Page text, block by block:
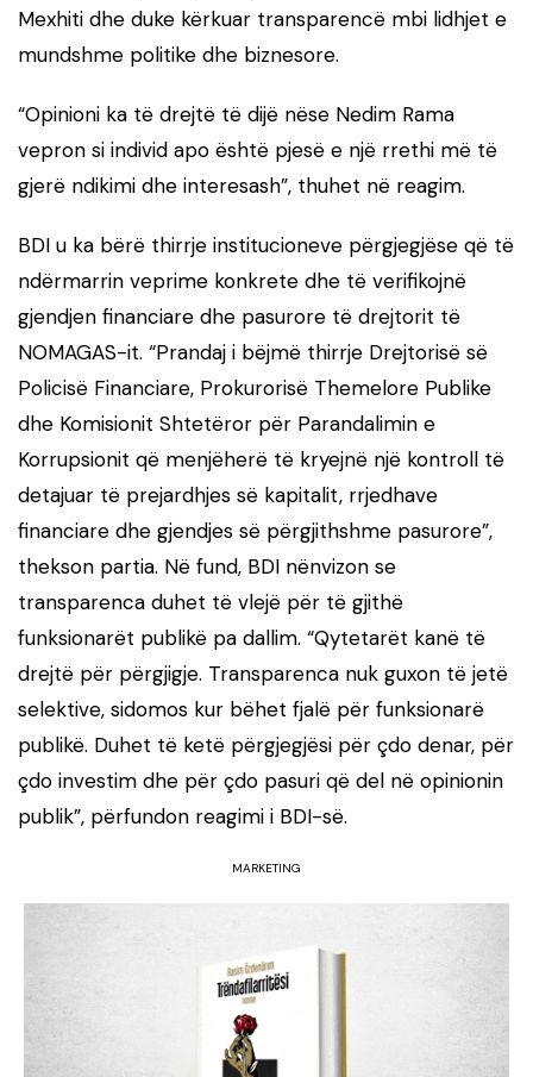
Mexhiti dhe duke kërkuar transparencë mbi lidhjet e
mundshme politike dhe biznesore.
“Opinioni ka të drejtë të dijë nëse Nedim Rama
vepron si individ apo është pjesë e një rrethi më të
gjerë ndikimi dhe interesash”, thuhet në reagim.
BDI u ka bërë thirrje institucioneve përgjegjëse që të
ndërmarrin veprime konkrete dhe të verifikojnë
gjendjen financiare dhe pasurore të drejtorit të
NOMAGAS-it. “Prandaj i bëjmë thirrje Drejtorisë së
Policisë Financiare, Prokurorisë Themelore Publike
dhe Komisionit Shtetëror për Parandalimin e
Korrupsionit që menjëherë të kryejnë një kontroll të
detajuar të prejardhjes së kapitalit, rrjedhave
financiare dhe gjendjes së përgjithshme pasurore”,
thekson partia. Në fund, BDI nënvizon se
transparenca duhet të vlejë për të gjithë
funksionarët publikë pa dallim. “Qytetarët kanë të
drejtë për përgjigje. Transparenca nuk guxon të jetë
selektive, sidomos kur bëhet fjalë për funksionarë
publikë. Duhet të ketë përgjegjësi për çdo denar, për
çdo investim dhe për çdo pasuri që del në opinionin
publik”, përfundon reagimi i BDI-së.
MARKETING